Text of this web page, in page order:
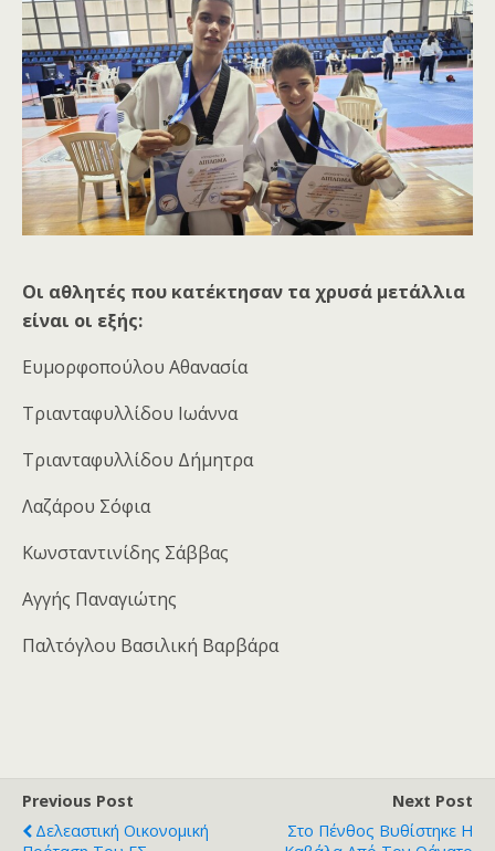
Οι αθλητές που κατέκτησαν τα χρυσά μετάλλια
είναι οι εξής:
Ευμορφοπούλου Αθανασία
Τριανταφυλλίδου Ιωάννα
Τριανταφυλλίδου Δήμητρα
Λαζάρου Σόφια
Κωνσταντινίδης Σάββας
Αγγής Παναγιώτης
Παλτόγλου Βασιλική Βαρβάρα
Previous Post
Δελεαστική Οικονομική
Next Post
Στο Πένθος Βυθίστηκε Η